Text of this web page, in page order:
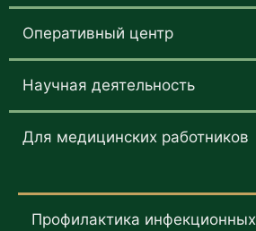
Оперативный центр
Научная деятельность
Для медицинских работников
Профилактика инфекционных